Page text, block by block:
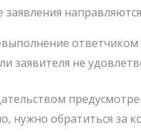
заявления
ответчиком
заявителя не
нужно обратиться за